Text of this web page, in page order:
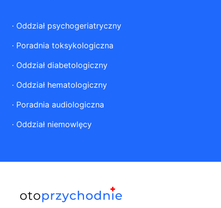
· Oddział psychogeriatryczny
· Poradnia toksykologiczna
· Oddział diabetologiczny
· Oddział hematologiczny
· Poradnia audiologiczna
· Oddział niemowlęcy